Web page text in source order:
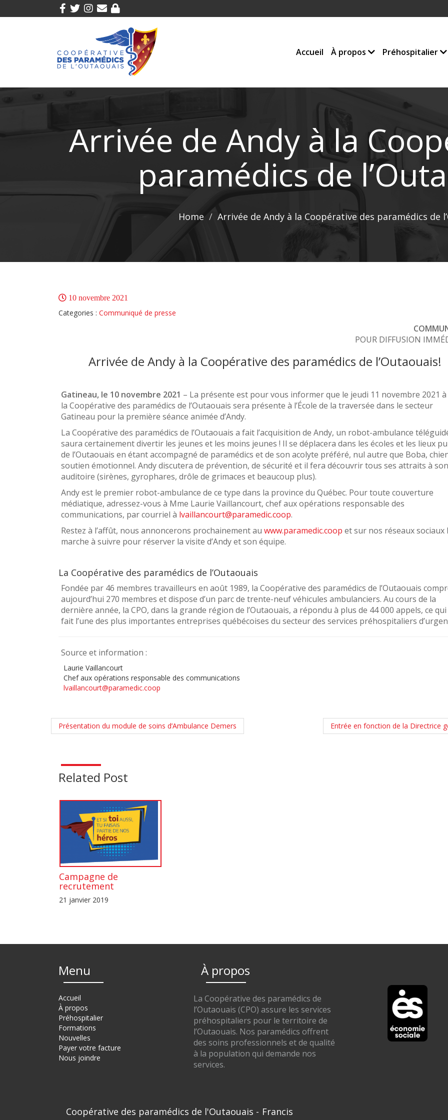
Accueil À propos Préhospitalier
Arrivée de Andy à la
paramédics de
Home Arrivée de Andy à la Coopérative des paramédics de
10 novembre 2021
Categories : Communiqué de presse
POUR DIFFUSION
Arrivée de Andy à la Coopérative des paramédics de l’Outaouais!
Gatineau, le 10 novembre 2021 – La présente est pour vous informer que le jeudi 11 novembre 2021 à
la Coopérative des paramédics de l’Outaouais sera présente à l’École de la traversée dans le secteur
Gatineau pour la première séance animée d’Andy.
La Coopérative des paramédics de l’Outaouais a fait l’acquisition de Andy, un robot-ambulance
saura certainement divertir les jeunes et les moins jeunes ! Il se déplacera dans les écoles et les lieux
de l’Outaouais en étant accompagné de paramédics et de son acolyte préféré, nul autre que Boba,
soutien émotionnel. Andy discutera de prévention, de sécurité et il fera découvrir tous ses attraits à son
auditoire (sirènes, gyrophares, drôle de grimaces et beaucoup plus).
Andy est le premier robot-ambulance de ce type dans la province du Québec. Pour toute couverture
médiatique, adressez-vous à Mme Laurie Vaillancourt, chef aux opérations responsable des
communications, par courriel à lvaillancourt@paramedic.coop.
Restez à l’affût, nous annoncerons prochainement au www.paramedic.coop et sur nos réseaux sociaux
marche à suivre pour réserver la visite d’Andy et son équipe.
La Coopérative des paramédics de l’Outaouais
Fondée par 46 membres travailleurs en août 1989, la Coopérative des paramédics de l’Outaouais
aujourd’hui 270 membres et dispose d’un parc de trente-neuf véhicules ambulanciers. Au cours de la
dernière année, la CPO, dans la grande région de l’Outaouais, a répondu à plus de 44 000 appels, ce
fait l’une des plus importantes entreprises québécoises du secteur des services préhospitaliers
Source et information :
Laurie Vaillancourt
Chef aux opérations responsable des communications
lvaillancourt@paramedic.coop
Présentation du module de soins d’Ambulance Demers Entrée en fonction de la Directrice
Related Post
Campagne de
recrutement
21 janvier 2019
Menu
Accueil
À propos
Préhospitalier
Formations
Nouvelles
Payer votre facture
Nous joindre
À propos
La Coopérative des paramédics de
l’Outaouais (CPO) assure les services
préhospitaliers pour le territoire de
l’Outaouais. Nos paramédics offrent
des soins professionnels et de qualité
à la population qui demande nos
services.
Coopérative des paramédics de l'Outaouais - Francis